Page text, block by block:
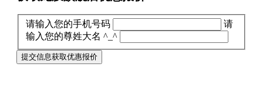
请输入您的手机号码
请
输入您的尊姓大名 ^_^
提交信息获取优惠报价